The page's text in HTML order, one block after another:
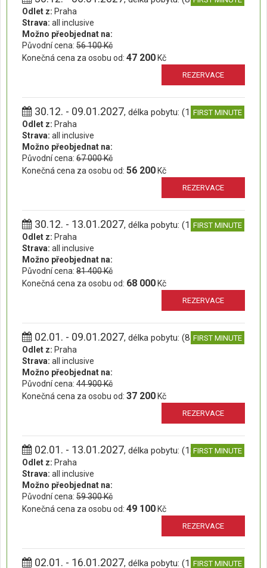
Odlet z: Praha
Strava: all inclusive
Možno přeobjednat na:
Původní cena: 56 100 Kč
Konečná cena za osobu od: 47 200 Kč
REZERVACE
30.12. - 09.01.2027, délka pobytu: (11 dní)FIRST MINUTE
Odlet z: Praha
Strava: all inclusive
Možno přeobjednat na:
Původní cena: 67 000 Kč
Konečná cena za osobu od: 56 200 Kč
REZERVACE
30.12. - 13.01.2027, délka pobytu: (15 dní)FIRST MINUTE
Odlet z: Praha
Strava: all inclusive
Možno přeobjednat na:
Původní cena: 81 400 Kč
Konečná cena za osobu od: 68 000 Kč
REZERVACE
02.01. - 09.01.2027, délka pobytu: (8 dní)FIRST MINUTE
Odlet z: Praha
Strava: all inclusive
Možno přeobjednat na:
Původní cena: 44 900 Kč
Konečná cena za osobu od: 37 200 Kč
REZERVACE
02.01. - 13.01.2027, délka pobytu: (12 dní)FIRST MINUTE
Odlet z: Praha
Strava: all inclusive
Možno přeobjednat na:
Původní cena: 59 300 Kč
Konečná cena za osobu od: 49 100 Kč
REZERVACE
02.01. - 16.01.2027, délka pobytu: (15 dní)FIRST MINUTE